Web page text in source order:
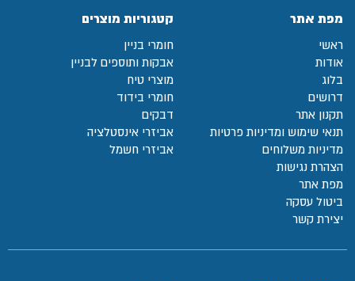
מפת אתר
ראשי
אודות
בלוג
דרושים
תקנון אתר
תנאי שימוש ומדיניות פרטיות
מדיניות משלוחים
הצהרת נגישות
מפת אתר
ביטול עסקה
יצירת קשר
קטגוריות מוצרים
חומרי בניין
אבקות ותוספים לבניין
מוצרי טיח
חומרי בידוד
דבקים
אביזרי אינסטלציה
אביזרי חשמל